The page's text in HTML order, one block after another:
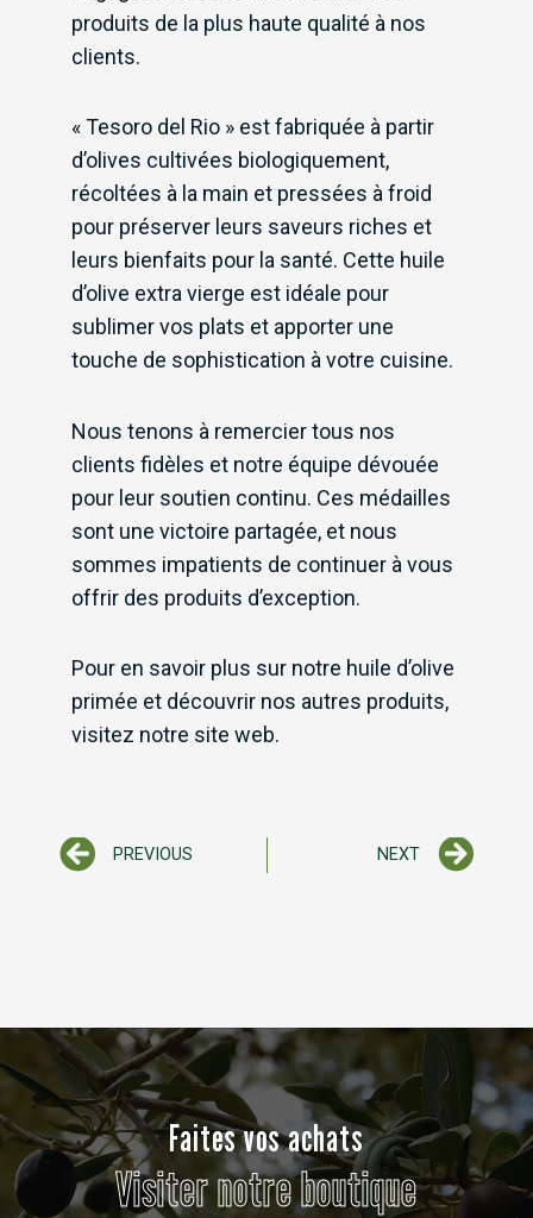
produits de la plus haute qualité à nos
clients.
« Tesoro del Rio » est fabriquée à partir
d’olives cultivées biologiquement,
récoltées à la main et pressées à froid
pour préserver leurs saveurs riches et
leurs bienfaits pour la santé. Cette huile
d’olive extra vierge est idéale pour
sublimer vos plats et apporter une
touche de sophistication à votre cuisine.
Nous tenons à remercier tous nos
clients fidèles et notre équipe dévouée
pour leur soutien continu. Ces médailles
sont une victoire partagée, et nous
sommes impatients de continuer à vous
offrir des produits d’exception.
Pour en savoir plus sur notre huile d’olive
primée et découvrir nos autres produits,
visitez notre site web.
Prev
PREVIOUS NEXT
Faites vos achats
Visiter notre boutique